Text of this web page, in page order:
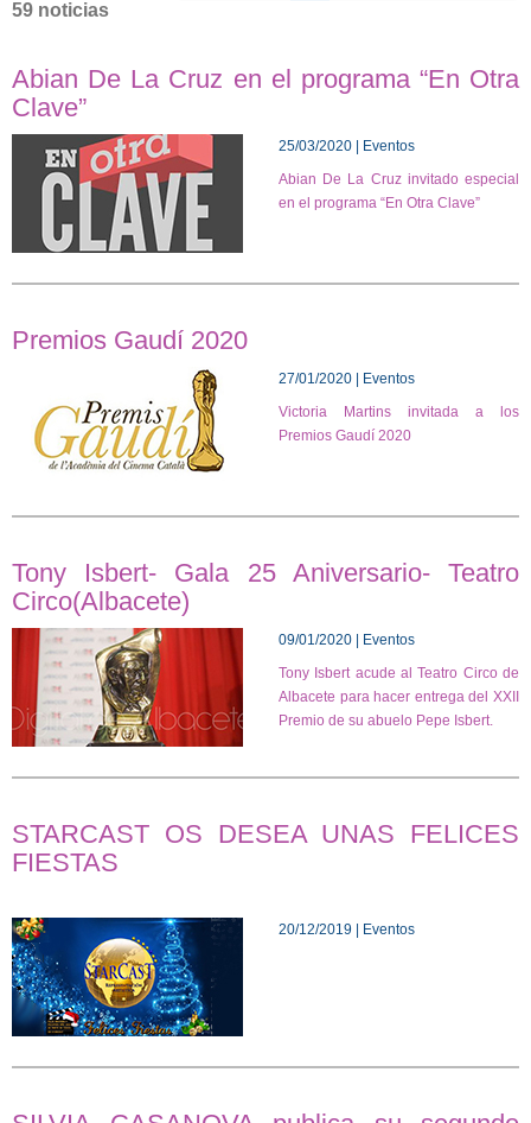
59 noticias
Abian De La Cruz en el programa “En Otra
Clave”
25/03/2020 | Eventos
Abian De La Cruz invitado especial
en el programa “En Otra Clave”
Premios Gaudí 2020
27/01/2020 | Eventos
Victoria Martins invitada a los
Premios Gaudí 2020
Tony Isbert- Gala 25 Aniversario- Teatro
Circo(Albacete)
09/01/2020 | Eventos
Tony Isbert acude al Teatro Circo de
Albacete para hacer entrega del XXII
Premio de su abuelo Pepe Isbert.
STARCAST OS DESEA UNAS FELICES
FIESTAS
20/12/2019 | Eventos